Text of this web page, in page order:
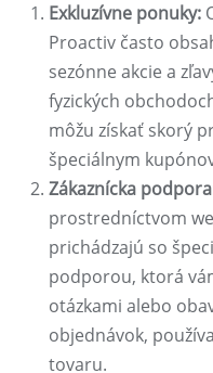
Exkluzívne ponuky:
Proactiv často
sezónne akcie a
fyzických
môžu získať skorý
špeciálnym
Zákaznícka
prostredníctvom
prichádzajú so
podporou, ktorá
otázkami alebo
objednávok,
tovaru.